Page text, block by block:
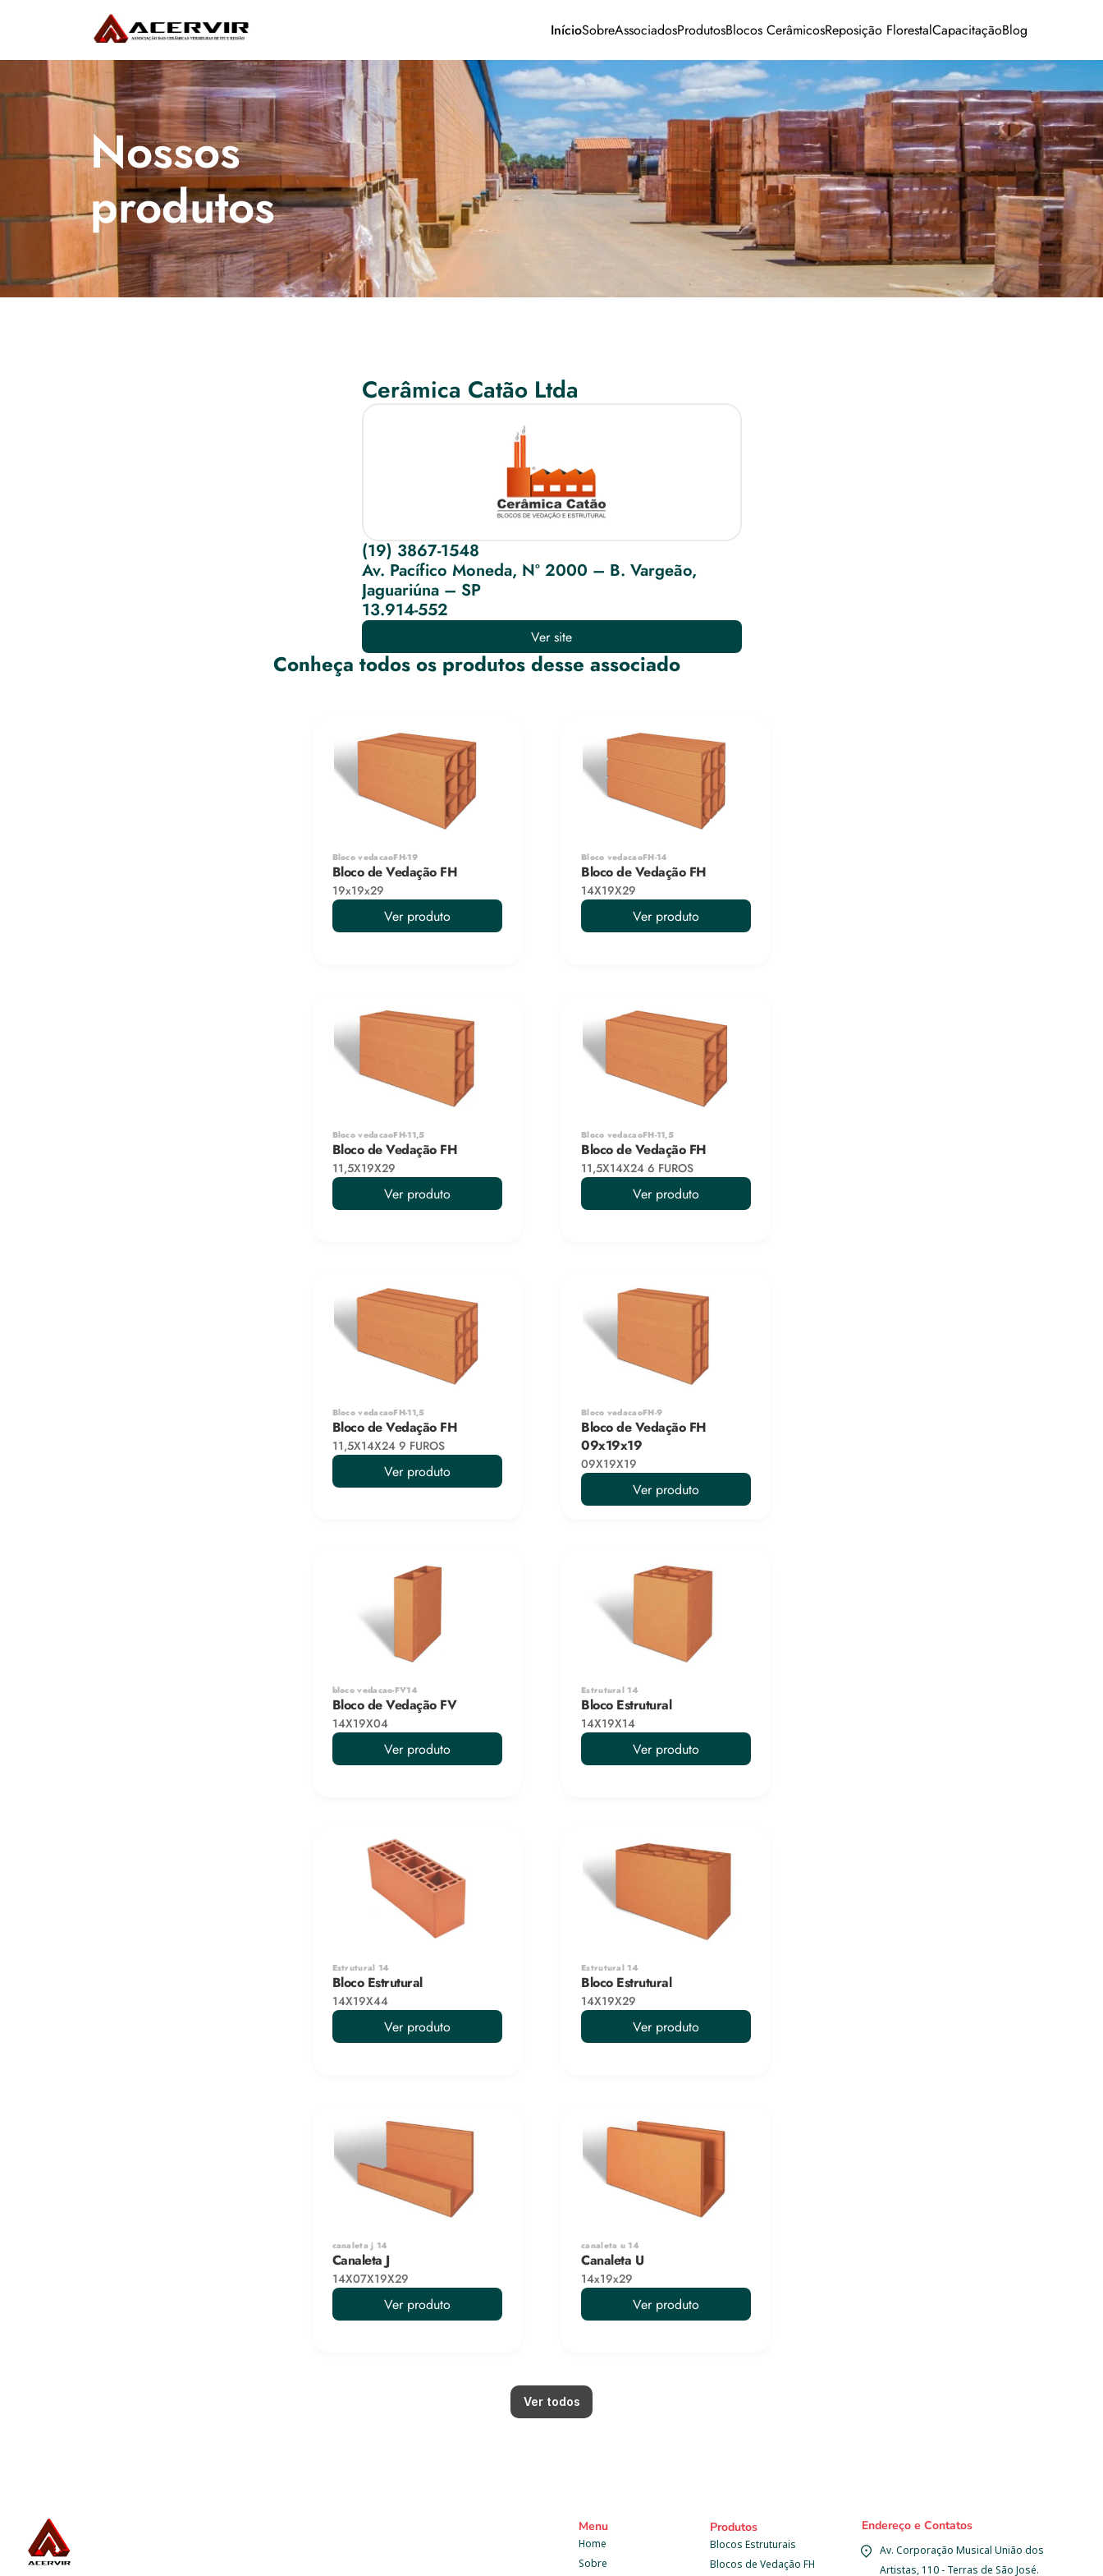
InícioSobreAssociadosProdutosBlocos CerâmicosReposição FlorestalCapacitaçãoBlog
Nossos
produtos
Cerâmica Catão Ltda
(19) 3867-1548
Av. Pacífico Moneda, Nº 2000 – B. Vargeão,
Jaguariúna – SP
13.914-552
Ver site
Conheça todos os produtos desse associado
Bloco vedacaoFH-19
Bloco de Vedação FH
19x19x29
Ver produto
Bloco vedacaoFH-14
Bloco de Vedação FH
14X19X29
Ver produto
Bloco vedacaoFH-11,5
Bloco de Vedação FH
11,5X19X29
Ver produto
Bloco vedacaoFH-11,5
Bloco de Vedação FH
11,5X14X24 6 FUROS
Ver produto
Bloco vedacaoFH-11,5
Bloco de Vedação FH
11,5X14X24 9 FUROS
Ver produto
Bloco vedacaoFH-9
Bloco de Vedação FH
09x19x19
09X19X19
Ver produto
bloco vedacao-FV14
Bloco de Vedação FV
14X19X04
Ver produto
Estrutural 14
Bloco Estrutural
14X19X14
Ver produto
Estrutural 14
Bloco Estrutural
14X19X44
Ver produto
Estrutural 14
Bloco Estrutural
14X19X29
Ver produto
canaleta j 14
Canaleta J
14X07X19X29
Ver produto
canaleta u 14
Canaleta U
14x19x29
Ver produto
Ver todos
Menu
Home
Sobre
Produtos
Blocos Estruturais
Blocos de Vedação FH
Endereço e Contatos
Av. Corporação Musical União dos
Artistas, 110 - Terras de São José.